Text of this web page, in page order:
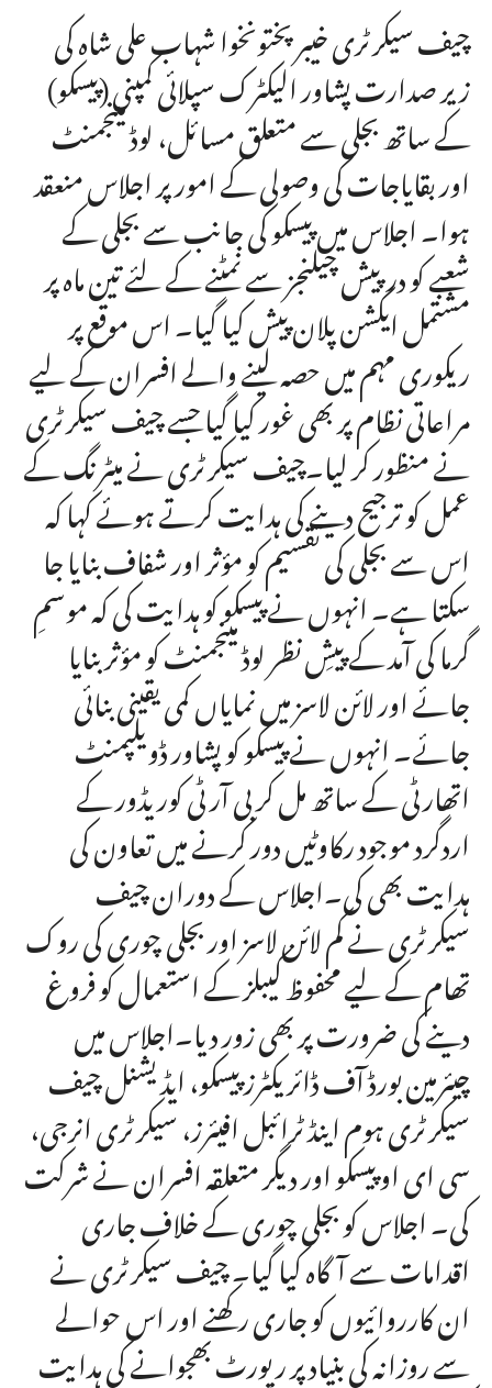
چیف سیکرٹری خیبرپختونخوا شہاب علی شاہ کی
زیر صدارت پشاور الیکٹرک سپلائی کمپنی (پیسکو)
کے ساتھ بجلی سے متعلق مسائل، لوڈ مینجمنٹ
اور بقایاجات کی وصولی کے امور پر اجلاس منعقد
ہوا۔ اجلاس میں پیسکو کی جانب سے بجلی کے
شعبے کو درپیش چیلنجز سے نمٹنے کے لئے تین ماہ پر
مشتمل ایکشن پلان پیش کیا گیا۔ اس موقع پر
ریکوری مہم میں حصہ لینے والے افسران کے لیے
مراعاتی نظام پر بھی غور کیا گیا جسے چیف سیکرٹری
نے منظور کر لیا۔چیف سیکرٹری نے میٹرنگ کے
عمل کو ترجیح دینے کی ہدایت کرتے ہوئے کہا کہ
اس سے بجلی کی تقسیم کو مؤثر اور شفاف بنایا جا
سکتا ہے۔ انہوں نے پیسکو کو ہدایت کی کہ موسمِ
گرما کی آمد کے پیشِ نظر لوڈ مینجمنٹ کو مؤثر بنایا
جائے اور لائن لاسز میں نمایاں کمی یقینی بنائی
جائے۔ انہوں نے پیسکو کو پشاور ڈویلپمنٹ
اتھارٹی کے ساتھ مل کر بی آر ٹی کوریڈور کے
اردگرد موجود رکاوٹیں دور کرنے میں تعاون کی
ہدایت بھی کی۔اجلاس کے دوران چیف
سیکرٹری نے کم لائن لاسز اور بجلی چوری کی روک
تھام کے لیے محفوظ کیبلز کے استعمال کو فروغ
دینے کی ضرورت پر بھی زور دیا۔اجلاس میں
چیئرمین بورڈ آف ڈائریکٹرز پیسکو، ایڈیشنل چیف
سیکرٹری ہوم اینڈ ٹرائبل افیئرز، سیکرٹری انرجی،
سی ای او پیسکو اور دیگر متعلقہ افسران نے شرکت
کی۔ اجلاس کو بجلی چوری کے خلاف جاری
اقدامات سے آگاہ کیا گیا۔ چیف سیکرٹری نے
ان کارروائیوں کو جاری رکھنے اور اس حوالے
سے روزانہ کی بنیاد پر رپورٹ بھجوانے کی ہدایت